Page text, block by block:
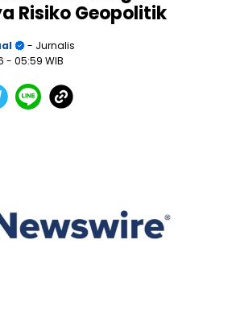
Risiko Geopolitik
- Jurnalis
- 05:59 WIB